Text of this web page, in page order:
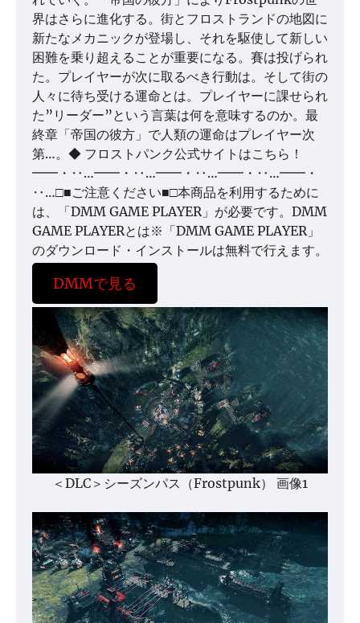
界はさらに進化する。街とフロストランドの地図に
新たなメカニックが登場し、それを駆使して新しい
困難を乗り超えることが重要になる。賽は投げられ
た。プレイヤーが次に取るべき行動は。そして街の
人々に待ち受ける運命とは。プレイヤーに課せられ
た”リーダー”という言葉は何を意味するのか。最
終章「帝国の彼方」で人類の運命はプレイヤー次
第…。◆ フロストパンク公式サイトはこちら！
━━・‥…━━・‥…━━・‥…━━・‥…━━・
‥…□■ご注意ください■□本商品を利用するために
は、「DMM GAME PLAYER」が必要です。DMM
GAME PLAYERとは※「DMM GAME PLAYER」
のダウンロード・インストールは無料で行えます。
DMMで見る
＜DLC＞シーズンパス（Frostpunk） 画像1